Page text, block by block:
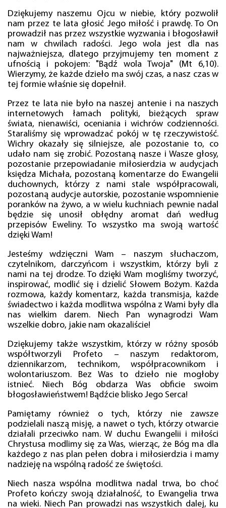
Dziękujemy naszemu Ojcu w niebie, który pozwolił
nam przez te lata głosić Jego miłość i prawdę. To On
prowadził nas przez wszystkie wyzwania i błogosławił
nam w chwilach radości. Jego wola jest dla nas
najważniejsza, dlatego przyjmujemy ten moment z
ufnością i pokojem: "Bądź wola Twoja" (Mt 6,10).
Wierzymy, że każde dzieło ma swój czas, a nasz czas w
tej formie właśnie się dopełnił.
Przez te lata nie było na naszej antenie i na naszych
internetowych łamach polityki, bieżących spraw
świata, nienawiści, oceniania i wichrów codzienności.
Staraliśmy się wprowadzać pokój w tę rzeczywistość.
Wichry okazały się silniejsze, ale pozostanie to, co
udało nam się zrobić. Pozostaną nasze i Wasze głosy,
pozostanie przepowiadanie miłosierdzia w audycjach
księdza Michała, pozostaną komentarze do Ewangelii
duchownych, którzy z nami stale współpracowali,
pozostaną audycje autorskie, pozostanie wspomnienie
poranków na żywo, a w wielu kuchniach pewnie nadal
będzie się unosił obłędny aromat dań według
przepisów Eweliny. To wszystko ma swoją wartość
dzięki Wam!
Jesteśmy wdzięczni Wam – naszym słuchaczom,
czytelnikom, darczyńcom i wszystkim, którzy byli z
nami na tej drodze. To dzięki Wam mogliśmy tworzyć,
inspirować, modlić się i dzielić Słowem Bożym. Każda
rozmowa, każdy komentarz, każda transmisja, każde
świadectwo i każda modlitwa wspólna z Wami były dla
nas wielkim darem. Niech Pan wynagrodzi Wam
wszelkie dobro, jakie nam okazaliście!
Dziękujemy także wszystkim, którzy w różny sposób
współtworzyli Profeto – naszym redaktorom,
dziennikarzom, technikom, współpracownikom i
wolontariuszom. Bez Was to dzieło nie mogłoby
istnieć. Niech Bóg obdarza Was obficie swoim
błogosławieństwem! Bądźcie blisko Jego Serca!
Pamiętamy również o tych, którzy nie zawsze
podzielali naszą misję, a nawet o tych, którzy otwarcie
działali przeciwko nam. W duchu Ewangelii i miłości
Chrystusa modlimy się za Was, wierząc, że Bóg ma dla
każdego z nas plan pełen dobra i miłosierdzia i mamy
nadzieję na wspólną radość ze świętości.
Niech nasza wspólna modlitwa nadal trwa, bo choć
Profeto kończy swoją działalność, to Ewangelia trwa
na wieki. Niech Pan prowadzi nas wszystkich dalej, ku